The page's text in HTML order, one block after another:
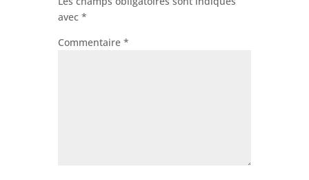
avec *
Commentaire *